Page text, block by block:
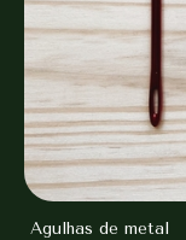
Agulhas de metal